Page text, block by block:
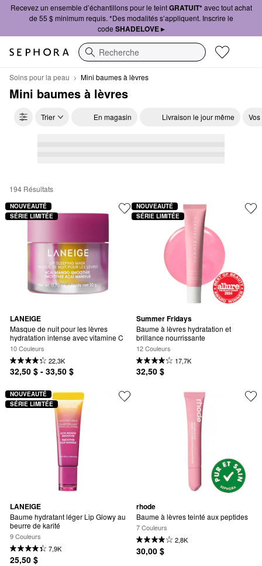
Recevez un ensemble d’échantillons pour le teintGRATUIT*avec tout achat
de 55 $ minimum requis. *Des modalités s’appliquent. Inscrire le
code SHADELOVE ▸
Recherche
Soins pour la peau Mini baumes à lèvres
Mini baumes à lèvres
Trier En magasin Livraison le jour même
Mini baumes à lèvres
194 Résultats
LANEIGE
Masque de nuit pour les lèvres
hydratation intense avec vitamine C
10 Couleurs
22,3K
32,50 $ - 33,50 $
NOUVEAUTÉ
SÉRIE LIMITÉE
Summer Fridays
Baume à lèvres hydratation et
brillance nourrissante
12 Couleurs
17,7K
32,50 $
NOUVEAUTÉ
SÉRIE LIMITÉE
LANEIGE
Baume hydratant léger Lip Glowy au
beurre de karité
9 Couleurs
7,9K
25,50 $
NOUVEAUTÉ
SÉRIE LIMITÉE
rhode
Baume à lèvres teinté aux peptides
7 Couleurs
2,8K
30,00 $